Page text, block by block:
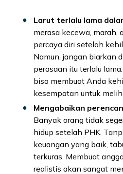
Larut terlalu lama
merasa kecewa, marah,
percaya diri setelah
Namun, jangan biarkan
perasaan itu terlalu
bisa membuat Anda
kesempatan untuk
Mengabaikan
Banyak orang tidak
hidup setelah PHK.
keuangan yang baik,
terkuras. Membuat
realistis akan sangat